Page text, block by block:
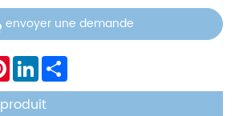
envoyer une demande
PinterestLinkedIn